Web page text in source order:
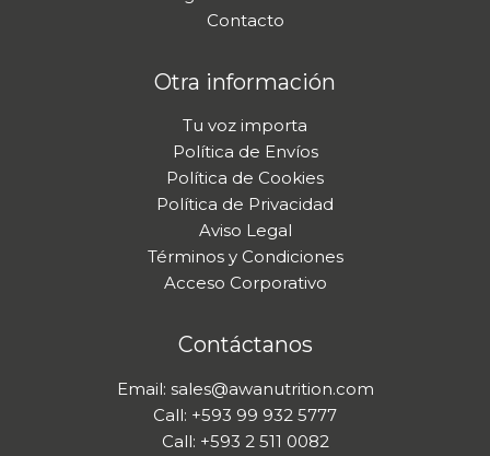
Contacto
Otra información
Tu voz importa
Política de Envíos
Política de Cookies
Política de Privacidad
Aviso Legal
Términos y Condiciones
Acceso Corporativo
Contáctanos
Email: sales@awanutrition.com
Call: +593 99 932 5777
Call: +593 2 511 0082